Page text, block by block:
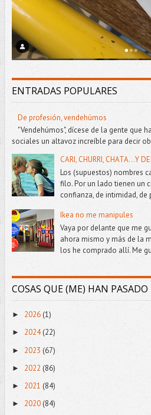
ENTRADAS POPULARES
De profesión, vendehúmos
"Vendehúmos", dícese de la gente que
sociales un altavoz increíble para decir
CARI, CHURRI, CHATA...Y
Los (supuestos) nombres
filo. Por un lado tienen un
confianza, de intimidad, de
Ikea no me manipules
Vaya por delante que me
ahora mismo y más de la
los he comprado allí. Me
COSAS QUE (ME) HAN PASADO
► 2026(1)
► 2024(22)
► 2023 (67)
► 2022 (86)
► 2021 (84)
► 2020(84)